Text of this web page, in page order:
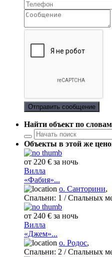
Отправить сообщение
Найти объект по
Объекты в этой же
от 220 € за ночь
Вилла
«Фабия»...
о. Санторини,
Спальни: 1 / Спальных
от 240 € за ночь
Вилла
«Джем»...
о. Родос,
Спальни: 2 / Спальных